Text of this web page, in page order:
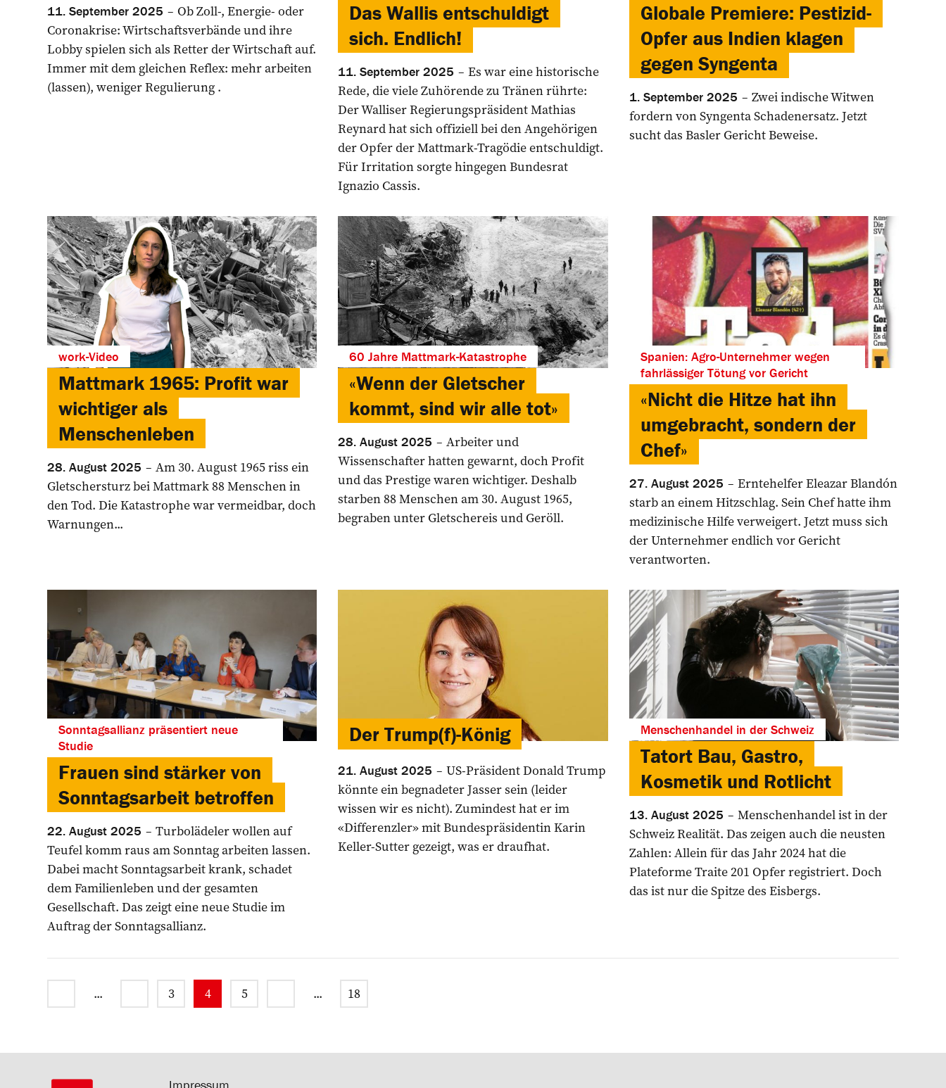
11. September 2025
Ob Zoll-, Energie- oder
Coronakrise: Wirtschaftsverbände und ihre
Lobby spielen sich als Retter der Wirtschaft auf.
Immer mit dem gleichen Reflex: mehr arbeiten
(lassen), weniger Regulierung .
Das Wallis entschuldigt
sich. Endlich!
11. September 2025
Es war eine historische
Rede, die viele Zuhörende zu Tränen rührte:
Der Walliser Regierungspräsident Mathias
Reynard hat sich offiziell bei den Angehörigen
der Opfer der Mattmark-Tragödie entschuldigt.
Für Irritation sorgte hingegen Bundesrat
Ignazio Cassis.
Globale Premiere: Pestizid-
Opfer aus Indien klagen
gegen Syngenta
1. September 2025
Zwei indische Witwen
fordern von Syngenta Schadenersatz. Jetzt
sucht das Basler Gericht Beweise.
work-Video
Mattmark 1965: Profit war
wichtiger als
Menschenleben
28. August 2025
Am 30. August 1965 riss ein
Gletschersturz bei Mattmark 88 Menschen in
den Tod. Die Katastrophe war vermeidbar, doch
Warnungen...
60 Jahre Mattmark-Katastrophe
«Wenn der Gletscher
kommt, sind wir alle tot»
28. August 2025
Arbeiter und
Wissenschafter hatten gewarnt, doch Profit
und das Prestige waren wichtiger. Deshalb
starben 88 Menschen am 30. August 1965,
begraben unter Gletschereis und Geröll.
Spanien: Agro-Unternehmer wegen
fahrlässiger Tötung vor Gericht
«Nicht die Hitze hat ihn
umgebracht, sondern der
Chef»
27. August 2025
Erntehelfer Eleazar ­Blandón
starb an einem Hitzschlag. Sein Chef hatte ihm
medizinische Hilfe verweigert. Jetzt muss sich
der Unternehmer endlich vor Gericht
verantworten.
Sonntagsallianz präsentiert neue
Studie
Frauen sind stärker von
Sonntagsarbeit betroffen
22. August 2025
Turbolädeler wollen auf
Teufel komm raus am Sonntag arbeiten lassen.
Dabei macht Sonntagsarbeit krank, schadet
dem Familienleben und der gesamten
Gesellschaft. Das zeigt eine neue Studie im
Auftrag der Sonntagsallianz.
Der Trump(f)-König
21. August 2025
US-Präsident Donald Trump
könnte ein begnadeter Jasser sein (leider
wissen wir es nicht). Zumindest hat er im
«Differenzler» mit Bundespräsidentin Karin
Keller-Sutter gezeigt, was er draufhat.
Menschenhandel in der Schweiz
Tatort Bau, Gastro,
Kosmetik und Rotlicht
13. August 2025
Menschenhandel ist in der
Schweiz Realität. Das zeigen auch die neusten
Zahlen: Allein für das Jahr 2024 hat die
Plateforme Traite 201 Opfer registriert. Doch
das ist nur die Spitze des Eisbergs.
... 3 4 5 ... 18